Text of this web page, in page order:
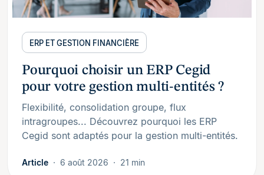
ERP ET GESTION FINANCIÈRE
Pourquoi choisir un ERP Cegid
pour votre gestion multi-entités ?
Flexibilité, consolidation groupe, flux
intragroupes... Découvrez pourquoi les ERP
Cegid sont adaptés pour la gestion multi-entités.
Article 6 août 2026 21 min